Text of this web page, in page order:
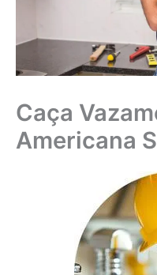
Caça
Americana